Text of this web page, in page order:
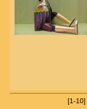
[1-10]